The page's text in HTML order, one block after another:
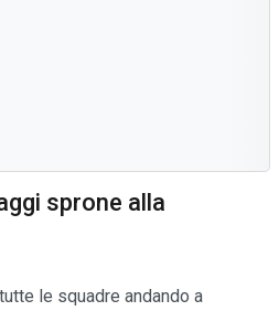
sprone alla
le squadre andando a